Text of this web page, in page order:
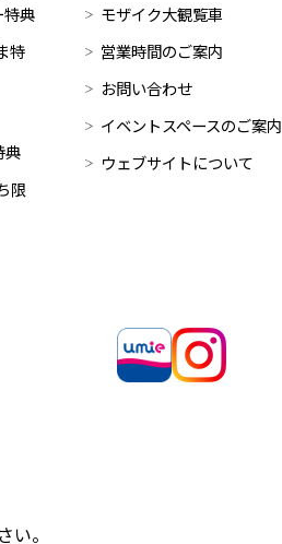
特典
特
典
限
モザイク大観覧車
営業時間のご案内
お問い合わせ
イベントスペースのご案内
ウェブサイトについて
。